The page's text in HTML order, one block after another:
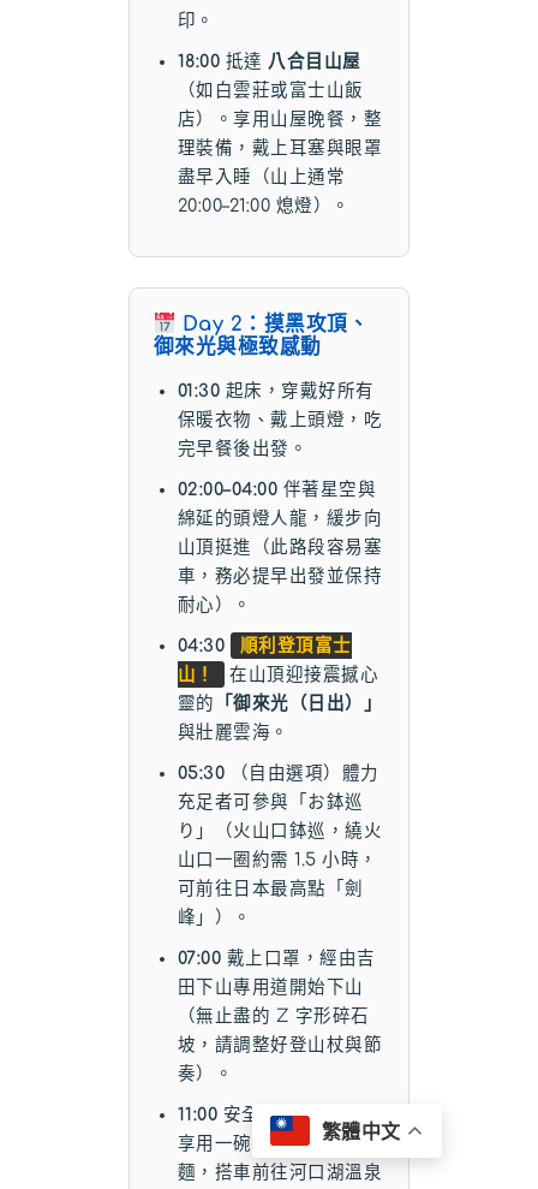
印。
18:00 抵達 八合目山屋
（如白雲莊或富士山飯
店）。享用山屋晚餐，整
理裝備，戴上耳塞與眼罩
盡早入睡（山上通常
20:00–21:00 熄燈）。
Day 2：摸黑攻頂、
御來光與極致感動
01:30 起床，穿戴好所有
保暖衣物、戴上頭燈，吃
完早餐後出發。
02:00–04:00 伴著星空與
綿延的頭燈人龍，緩步向
山頂挺進（此路段容易塞
車，務必提早出發並保持
耐心）。
04:30
順利登頂富士
山！
在山頂迎接震撼心
靈的 「御來光（日出）」
與壯麗雲海。
05:30 （自由選項）體力
充足者可參與「お鉢巡
り」（火山口鉢巡，繞火
山口一圈約需 1.5 小時，
可前往日本最高點「劍
峰」）。
07:00 戴上口罩，經由吉
田下山專用道開始下山
（無止盡的 Z 字形碎石
坡，請調整好登山杖與節
奏）。
11:00 安全返回五合目。
享用一碗熱騰騰的烏龍
麵，搭車前往河口湖溫泉
繁體中文